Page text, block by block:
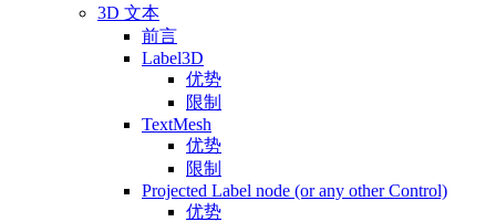
3D 文本
前言
Label3D
优势
限制
TextMesh
优势
限制
Projected Label node (or any other Control)
优势